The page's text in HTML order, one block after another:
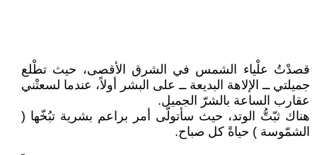
قصدْتُ علْياء الشمس في الشرق الأقصى، حيث تطْلع
جميلتي ــ الإلاهة البديعة ــ على البشر أولاً، عندما لسعتْني
عقارب الساعة بالشرّ الجميل.
هناك ثبّتُّ الوتد، حيث سأتولّى أمر براعم بشرية تبُخّها (
الشمّوسة ) حياةً كل صباح.